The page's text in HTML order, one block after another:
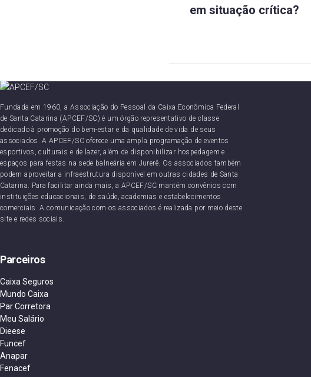
deem situação crítica?
Fundada em 1960, a Associação do Pessoal da Caixa Econômica Federal
de Santa Catarina (APCEF/SC) é um órgão representativo de classe
dedicado à promoção do bem-estar e da qualidade de vida de seus
associados. A APCEF/SC oferece uma ampla programação de eventos
esportivos, culturais e de lazer, além de disponibilizar hospedagem e
espaços para festas na sede balneária em Jurerê. Os associados também
podem aproveitar a infraestrutura disponível em outras cidades de Santa
Catarina. Para facilitar ainda mais, a APCEF/SC mantém convênios com
instituições educacionais, de saúde, academias e estabelecimentos
comerciais. A comunicação com os associados é realizada por meio deste
site e redes sociais.
Parceiros
Caixa Seguros
Mundo Caixa
Par Corretora
Meu Salário
Dieese
Funcef
Anapar
Fenacef